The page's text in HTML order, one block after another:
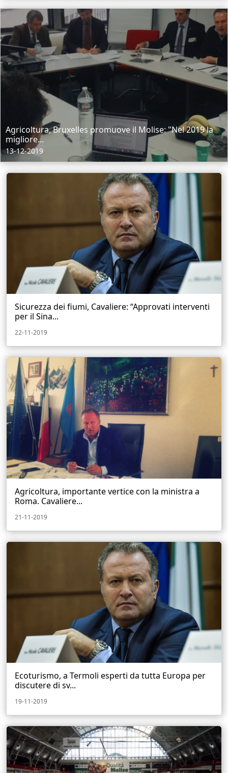
Agricoltura, Bruxelles promuove il Molise: "Nel 2019 la
migliore...
13-12-2019
Sicurezza dei fiumi, Cavaliere: “Approvati interventi
per il Sina...
22-11-2019
Agricoltura, importante vertice con la ministra a
Roma. Cavaliere...
21-11-2019
Ecoturismo, a Termoli esperti da tutta Europa per
discutere di sv...
19-11-2019